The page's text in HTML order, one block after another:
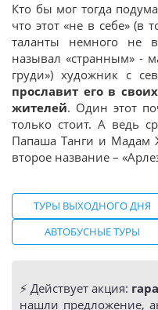
Кто бы мог тогда
что этот «не в себе» (в
таланты немного не
называл «странным» -
груди») художник с
прославит его в
жителей. Один этот
только стоит. А ведь
Папаша Танги и Мадам
второе название –
ТУРЫ ВЫХОДНОГО ДНЯ
АВТОБУСНЫЕ ТУРЫ
⚡️ Действует акция:
нашли предложение,